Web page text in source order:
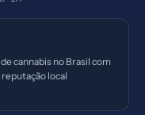
cannabis no Brasil com
local